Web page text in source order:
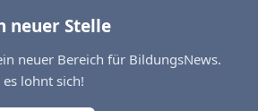
neuer Stelle
neuer Bereich für BildungsNews.
lohnt sich!